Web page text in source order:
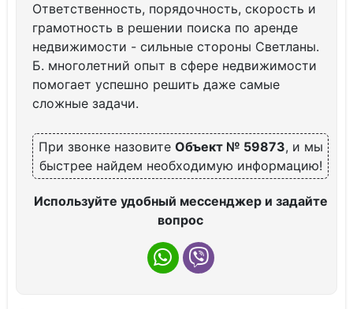
Ответственность, порядочность, скорость и
грамотность в решении поиска по аренде
недвижимости - сильные стороны Светланы.
Б. многолетний опыт в сфере недвижимости
помогает успешно решить даже самые
сложные задачи.
При звонке назовите Объект № 59873, и мы
быстрее найдем необходимую информацию!
Используйте удобный мессенджер и задайте
вопрос